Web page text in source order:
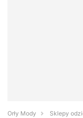
Orły Mody
Sklepy